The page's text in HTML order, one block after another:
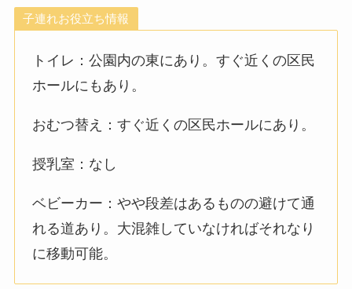
子連れお役立ち情報
トイレ：公園内の東にあり。すぐ近くの区民
ホールにもあり。
おむつ替え：すぐ近くの区民ホールにあり。
授乳室：なし
ベビーカー：やや段差はあるものの避けて通
れる道あり。大混雑していなければそれなり
に移動可能。